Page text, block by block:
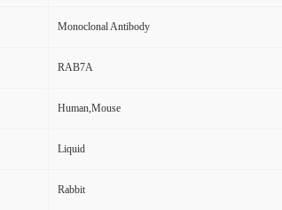
Monoclonal Antibody
RAB7A
Human,Mouse
Liquid
Rabbit